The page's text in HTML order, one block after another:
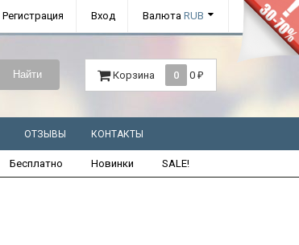
Регистрация Вход Валюта RUB
Найти Корзина 0 0 ₽
ОТЗЫВЫ КОНТАКТЫ
Бесплатно Новинки SALE!